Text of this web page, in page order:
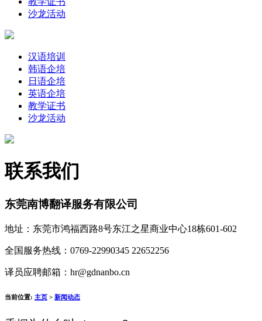
沙龙活动
汉语培训
韩语企培
日语企培
英语企培
教学证书
沙龙活动
联系我们
东莞南博翻译服务有限公司
地址：东莞市鸿福西路8号东江之星商业中心18栋601-602
全国服务热线：0769-22990345 22652256
译员应聘邮箱：hr@gdnanbo.cn
当前位置: 主页 > 新闻动态